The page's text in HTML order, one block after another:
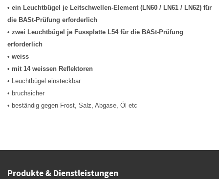
• ein Leuchtbügel je Leitschwellen-Element (LN60 / LN61 / LN62) für
die BASt-Prüfung erforderlich
• zwei Leuchtbügel je Fussplatte L54 für die BASt-Prüfung
erforderlich
• weiss
• mit 14 weissen Reflektoren
• Leuchtbügel einsteckbar
• bruchsicher
• beständig gegen Frost, Salz, Abgase, Öl etc
Produkte & Dienstleistungen